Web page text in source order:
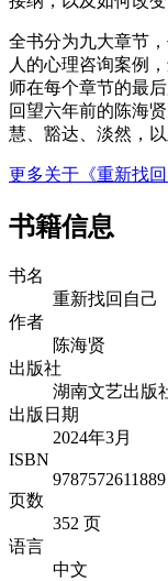
全书分为九大章节
人的心理咨询案例
师在每个章节的最
回望六年前的陈海
慧、豁达、淡然，
更多关于《重新找
书籍信息
书名
重新找回自己
作者
陈海贤
出版社
湖南文艺出版
出版日期
2024年3月
ISBN
9787572611889
页数
352 页
语言
中文